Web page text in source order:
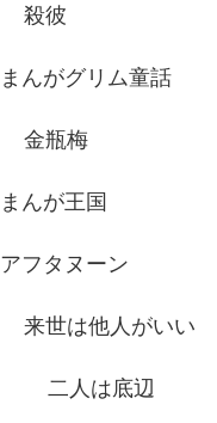
殺彼
まんがグリム童話
金瓶梅
まんが王国
アフタヌーン
来世は他人がいい
二人は底辺